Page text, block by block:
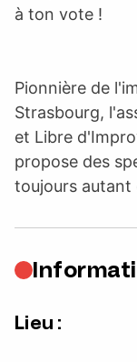
à ton vote !
Pionnière de
Strasbourg,
et Libre
propose des
toujours autant
Lieu :